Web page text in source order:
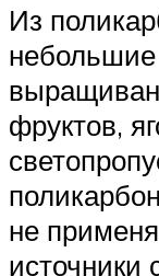
Из
фруктов,
не
источники